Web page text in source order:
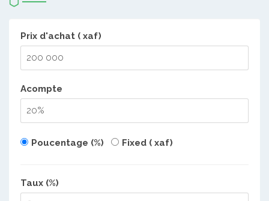
Prix d'achat ( xaf)
Acompte
Poucentage (%) Fixed ( xaf)
Taux (%)